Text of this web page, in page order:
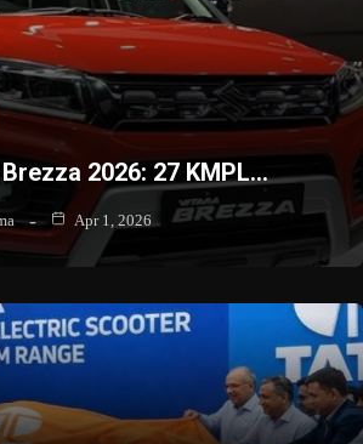
2026: 27 KMPL…
Apr 1, 2026